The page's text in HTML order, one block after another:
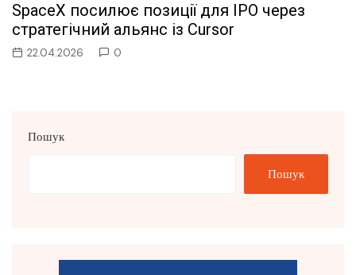
SpaceX посилює позиції для IPO через
стратегічний альянс із Cursor
22.04.2026 0
Пошук
Пошук